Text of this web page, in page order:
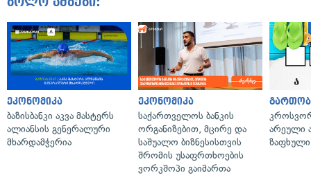
ეკონომიკა
ბაზისბანკი აკვა მასტერს
ალიანსის გენერალური
მხარდამჭერია
ეკონომიკა
საქართველოს ბანკის
ორგანიზებით, მცირე და
საშუალო ბიზნესისთვის
შრომის უსაფრთხოების
ვორკშოპი გაიმართა
არეული